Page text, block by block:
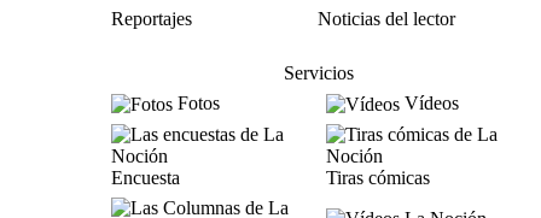
Reportajes
Noticias del lector
Servicios
Fotos
Vídeos
Encuesta Tiras cómicas